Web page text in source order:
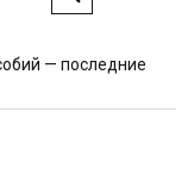
— последние